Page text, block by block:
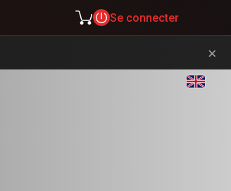
Se connecter
×